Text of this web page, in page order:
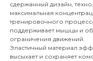
сдержанный дизайн,
максимальная
тренировочного
поддерживает мышцы и
ограничения движений.
Эластичный материал
высыхает и сохраняет